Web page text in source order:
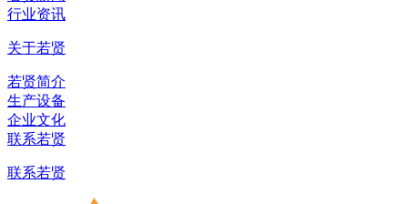
行业资讯
关于若贤
若贤简介
生产设备
企业文化
联系若贤
联系若贤